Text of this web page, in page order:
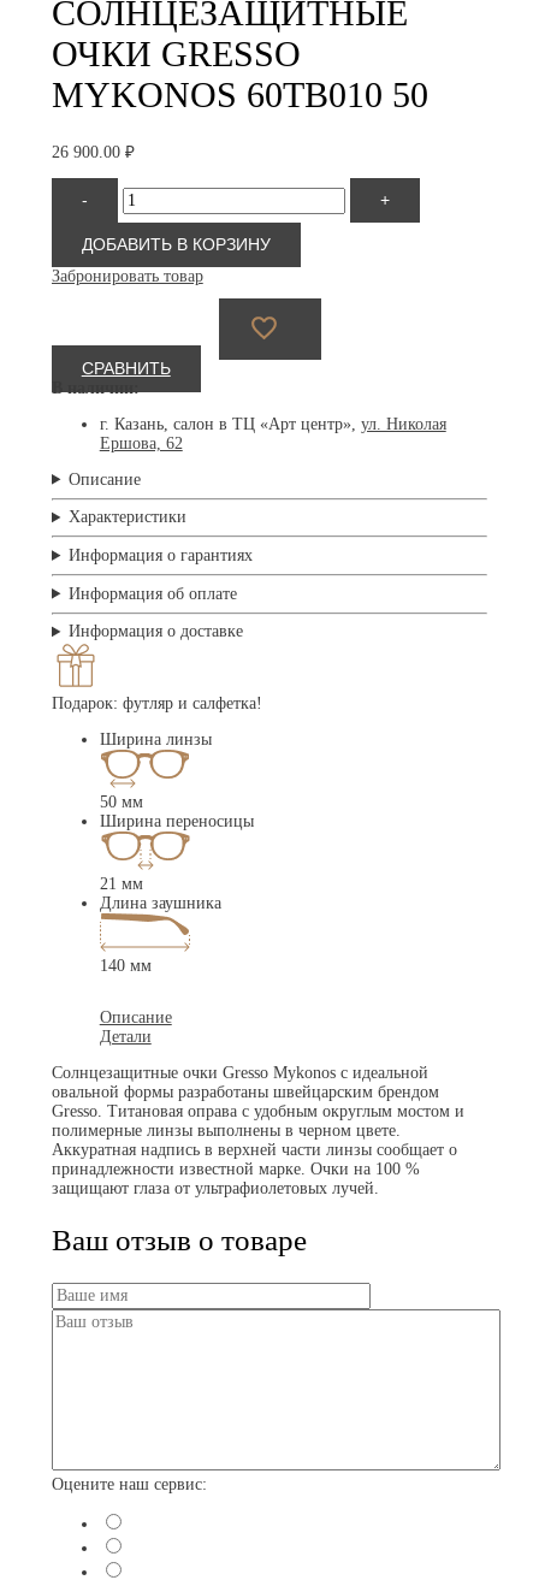
СОЛНЦЕЗАЩИТНЫЕ
ОЧКИ GRESSO
MYKONOS 60TB010 50
26 900.00 ₽
-
Количество
товара
Gresso
Mykonos
60TB010
50
+
ДОБАВИТЬ В КОРЗИНУ
Забронировать товар
СРАВНИТЬ
В наличии:
г. Казань, салон в ТЦ «Арт центр», ул. Николая
Ершова, 62
Описание
Характеристики
Информация о гарантиях
Информация об оплате
Информация о доставке
Подарок: футляр и салфетка!
Ширина линзы
50 мм
Ширина переносицы
21 мм
Длина заушника
140 мм
Описание
Детали
Солнцезащитные очки Gresso Mykonos с идеальной
овальной формы разработаны швейцарским брендом
Gresso. Титановая оправа с удобным округлым мостом и
полимерные линзы выполнены в черном цвете.
Аккуратная надпись в верхней части линзы сообщает о
принадлежности известной марке. Очки на 100 %
защищают глаза от ультрафиолетовых лучей.
Ваш отзыв о товаре
Оцените наш сервис: